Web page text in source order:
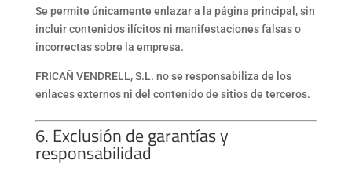
Se permite únicamente enlazar a la página principal, sin
incluir contenidos ilícitos ni manifestaciones falsas o
incorrectas sobre la empresa.
FRICAÑ VENDRELL, S.L. no se responsabiliza de los
enlaces externos ni del contenido de sitios de terceros.
6. Exclusión de garantías y
responsabilidad